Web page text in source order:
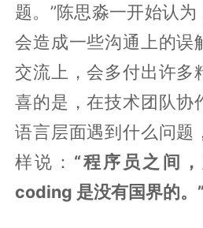
题。”陈思淼一开始认
会造成一些沟通上的误
交流上，会多付出许多
喜的是，在技术团队协
语言层面遇到什么问题
样说： “程序员之间
coding 是没有国界的。”